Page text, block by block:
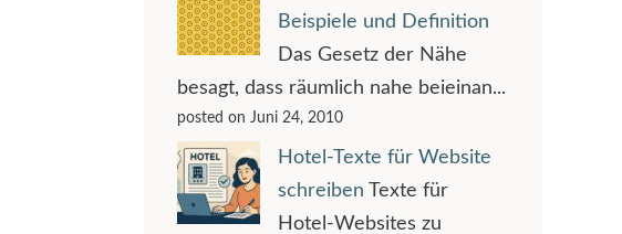
Beispiele und Definition
Das Gesetz der Nähe
besagt, dass räumlich nahe beieinan...
posted on Juni 24, 2010
Hotel-Texte für Website
schreiben Texte für
Hotel-Websites zu